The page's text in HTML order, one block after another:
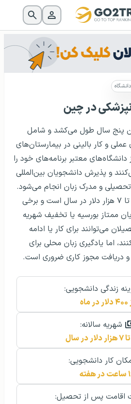
در چین
پنج سال طول می‌کشد و شامل
عملی و کار بالینی در بیمارستان‌های
معتبر برنامه‌های خود را
و پذیرش دانشجویان بین‌المللی
و مدرک زبان انجام می‌شود.
شهریه سالانه بین ۲۵۰۰ تا ۷ هزار دلار در سال است و برخی
ممتاز بورسیه یا تخفیف شهریه
می‌توانند برای کار یا ادامه
اما یادگیری زبان محلی برای
و دریافت مجوز کاری ضروری است.
زندگی دانشجویی:
ماه
شهریه سالانه:
کار دانشجویی:
اقامت پس از تحصیل: